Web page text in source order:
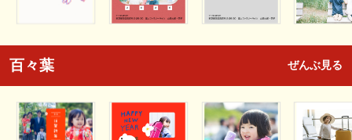
百々葉 ぜんぶ見る